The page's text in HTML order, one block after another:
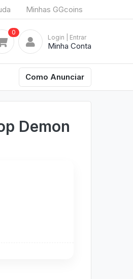
Minhas GGcoins
0
Login | Entrar
Minha Conta
Como Anunciar
Demon